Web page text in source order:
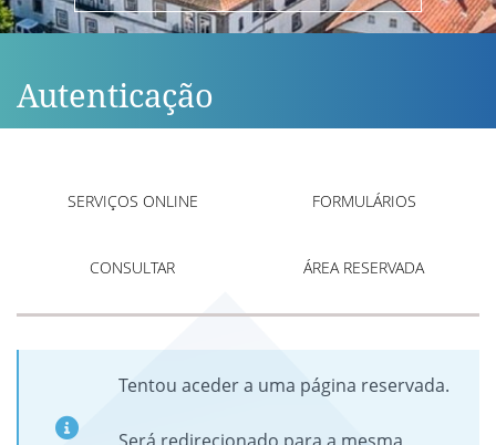
Autenticação
SERVIÇOS ONLINE FORMULÁRIOS
CONSULTAR ÁREA RESERVADA
Tentou aceder a uma página reservada.